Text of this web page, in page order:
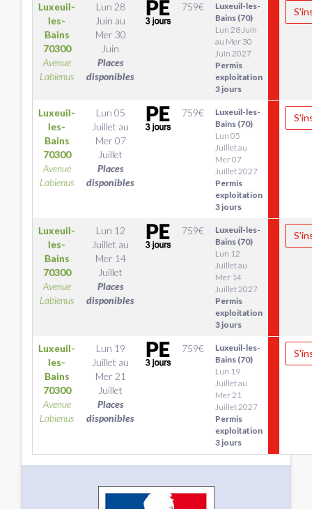
Luxeuil-
les-
Bains
70300
Avenue
Labienus
Lun 28
Juin au
Mer 30
Juin
Places
disponibles
759€
Luxeuil-les-
Bains (70)
Lun 28 Juin
au Mer 30
Juin 2027
Permis
exploitation
3 jours
Luxeuil-
les-
Bains
70300
Avenue
Labienus
Lun 05
Juillet au
Mer 07
Juillet
Places
disponibles
759€
Luxeuil-les-
Bains (70)
Lun 05
Juillet au
Mer 07
Juillet 2027
Permis
exploitation
3 jours
Luxeuil-
les-
Bains
70300
Avenue
Labienus
Lun 12
Juillet au
Mer 14
Juillet
Places
disponibles
759€
Luxeuil-les-
Bains (70)
Lun 12
Juillet au
Mer 14
Juillet 2027
Permis
exploitation
3 jours
Luxeuil-
les-
Bains
70300
Avenue
Labienus
Lun 19
Juillet au
Mer 21
Juillet
Places
disponibles
759€
Luxeuil-les-
Bains (70)
Lun 19
Juillet au
Mer 21
Juillet 2027
Permis
exploitation
3 jours